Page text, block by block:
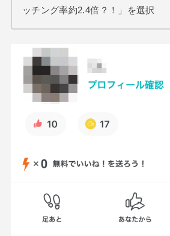
ッチング率約2.4倍？！」を選択